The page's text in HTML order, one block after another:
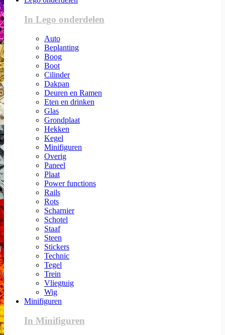
In Lego onderdelen
Auto
Beplanting
Boog
Boot
Cilinder
Dakpan
Deuren en Ramen
Eten en drinken
Glas
Grondplaat
Hekken
Kegel
Minifiguren
Overig
Paneel
Plaat
Power functions
Rails
Rots
Scharnier
Schotel
Staaf
Steen
Stickers
Technic
Tegel
Trein
Vliegtuig
Wig
Minifiguren
In Minifiguren